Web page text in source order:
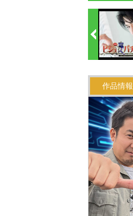
作品情報